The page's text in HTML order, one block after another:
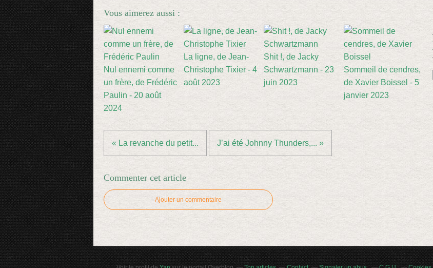
Vous aimerez aussi :
Nul ennemi comme
un frère, de Frédéric
Paulin - 20 août
2024
La ligne, de Jean-
Christophe Tixier - 4
août 2023
Shit !, de Jacky
Schwartzmann - 23
juin 2023
Sommeil de cendres,
de Xavier Boissel - 5
janvier 2023
« La revanche du petit... J’ai été Johnny Thunders,... »
Commenter cet article
Ajouter un commentaire